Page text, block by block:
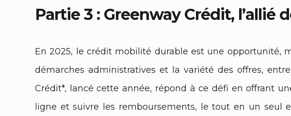
Partie 3 : Greenway Crédit, l’allié
En 2025, le crédit mobilité durable est une opportunité,
démarches administratives et la variété des offres,
Crédit*, lancé cette année, répond à ce défi en offrant
ligne et suivre les remboursements, le tout en un seul